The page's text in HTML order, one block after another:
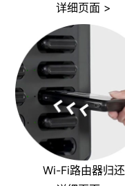
详细页面 >
Wi-Fi路由器归还